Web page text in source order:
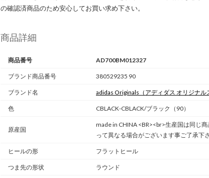
の確認済商品のため安心してお買い求め下さい。
商品詳細
商品番号 AD700BM012327
ブランド商品番号 380529235 90
ブランド名 adidas Originals （アディダス オリジナル
色 CBLACK-CBLACK/ブラック（90）
原産国
made in CHINA <BR><br>生産国は同じ
って異なる場合がございます事ご了承下
ヒールの形 フラットヒール
つま先の形状 ラウンド